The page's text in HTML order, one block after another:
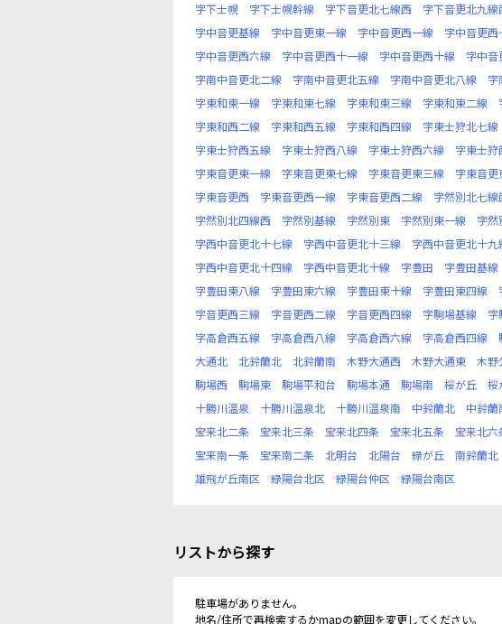
字下士幌
字下士幌幹線 字下音更北七線西 字下音更北九線
字中音更基線
字中音更東一線 字中音更西一線 字中音更西
字中音更西六線
字中音更西十一線 字中音更西十線 字中音
字南中音更北二線
字南中音更北五線 字南中音更北八線 字
字東和東一線
字東和東七線 字東和東三線 字東和東二線
字東和西二線
字東和西五線 字東和西四線 字東士狩北七線
字東士狩西五線
字東士狩西八線 字東士狩西六線 字東士狩
字東音更東一線
字東音更東七線 字東音更東三線 字東音更
字東音更西
字東音更西一線 字東音更西二線 字然別北七線
字然別北四線西
字然別基線 字然別東 字然別東一線 字然
字西中音更北十七線
字西中音更北十三線 字西中音更北十九
字西中音更北十四線
字西中音更北十線 字豊田 字豊田基線
字豊田東八線
字豊田東六線 字豊田東十線 字豊田東四線
字音更西三線
字音更西二線 字音更西四線 字駒場基線 字
字高倉西五線
字高倉西八線 字高倉西六線 字高倉西四線
大通北
北鈴蘭北 北鈴蘭南 木野大通西 木野大通東 木野
駒場西
駒場東 駒場平和台 駒場本通 駒場南 桜が丘 桜
十勝川温泉
十勝川温泉北 十勝川温泉南 中鈴蘭北 中鈴蘭
宝来北二条
宝来北三条 宝来北四条 宝来北五条 宝来北六
宝来南一条
宝来南二条 北明台 北陽台 緑が丘 南鈴蘭北
雄飛が丘南区
緑陽台北区 緑陽台仲区 緑陽台南区
リストから探す
駐車場がありません。
地名/住所で再検索するかmapの範囲を変更してください。